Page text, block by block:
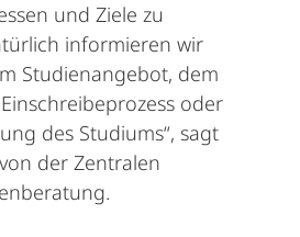
und Ziele zu
informieren wir
Studienangebot, dem
oder
des Studiums“, sagt
der Zentralen